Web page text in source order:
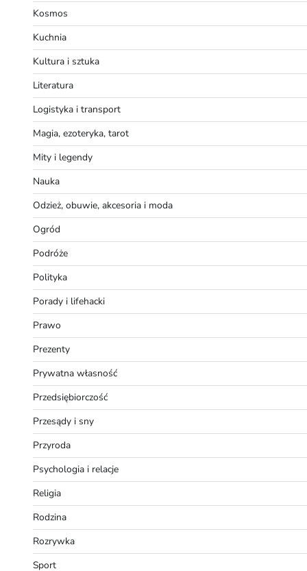
Kosmos
Kuchnia
Kultura i sztuka
Literatura
Logistyka i transport
Magia, ezoteryka, tarot
Mity i legendy
Nauka
Odzież, obuwie, akcesoria i moda
Ogród
Podróże
Polityka
Porady i lifehacki
Prawo
Prezenty
Prywatna własność
Przedsiębiorczość
Przesądy i sny
Przyroda
Psychologia i relacje
Religia
Rodzina
Rozrywka
Sport